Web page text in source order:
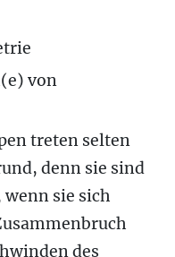
von
treten selten
denn sie sind
sie sich
des